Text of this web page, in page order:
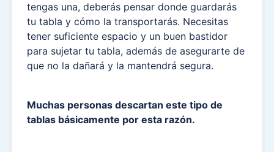
tengas una, deberás pensar donde guardarás
tu tabla y cómo la transportarás. Necesitas
tener suficiente espacio y un buen bastidor
para sujetar tu tabla, además de asegurarte de
que no la dañará y la mantendrá segura.
Muchas personas descartan este tipo de
tablas básicamente por esta razón.